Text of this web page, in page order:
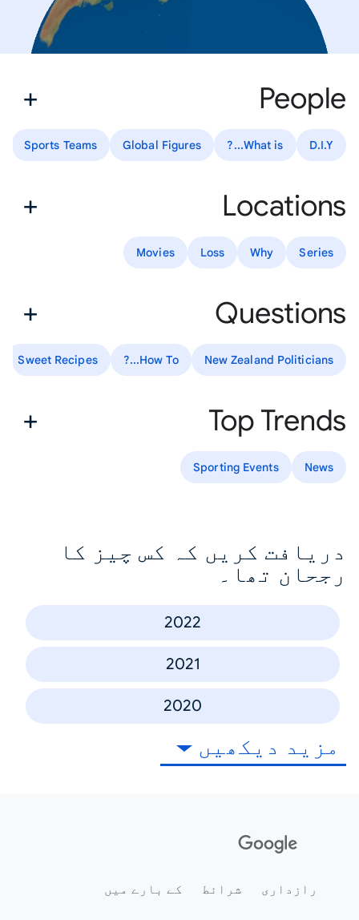
People
D.I.Y
What is...?
Global Figures
Sports Teams
Locations
Series
Why
Loss
Movies
Questions
New Zealand Politicians
How To...?
Sweet Recipes
Top Trends
News
Sporting Events
دریافت کریں کہ کس چیز کا
رجحان تھا۔
2022
2021
2020
مزید دیکھیں
رازداری شرائط کے بارے میں